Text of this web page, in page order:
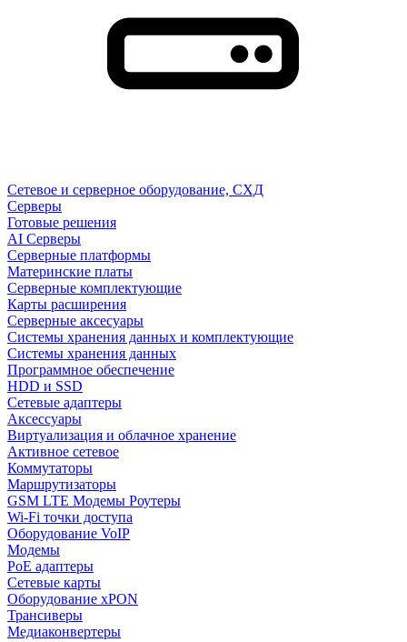
Сетевое и серверное оборудование, СХД
Cерверы
Готовые решения
AI Серверы
Серверные платформы
Материнские платы
Серверные комплектующие
Карты расширения
Серверные аксесуары
Системы хранения данных и комплектующие
Системы хранения данных
Программное обеспечение
HDD и SSD
Сетевые адаптеры
Аксессуары
Виртуализация и облачное хранение
Активное сетевое
Коммутаторы
Маршрутизаторы
GSM LTE Модемы Роутеры
Wi-Fi точки доступа
Оборудование VoIP
Модемы
PoE адаптеры
Сетевые карты
Оборудование xPON
Трансиверы
Медиаконвертеры